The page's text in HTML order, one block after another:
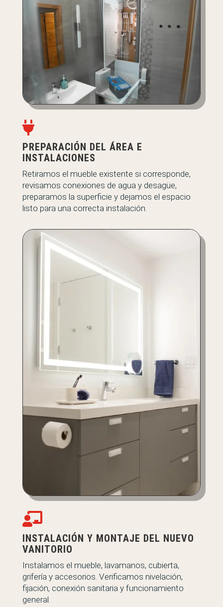

PREPARACIÓN DEL ÁREA E
INSTALACIONES
Retiramos el mueble existente si corresponde,
revisamos conexiones de agua y desagüe,
preparamos la superficie y dejamos el espacio
listo para una correcta instalación.

INSTALACIÓN Y MONTAJE DEL NUEVO
VANITORIO
Instalamos el mueble, lavamanos, cubierta,
grifería y accesorios. Verificamos nivelación,
fijación, conexión sanitaria y funcionamiento
general.